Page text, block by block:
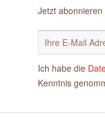
Jetzt
Ich habe die
Kenntnis